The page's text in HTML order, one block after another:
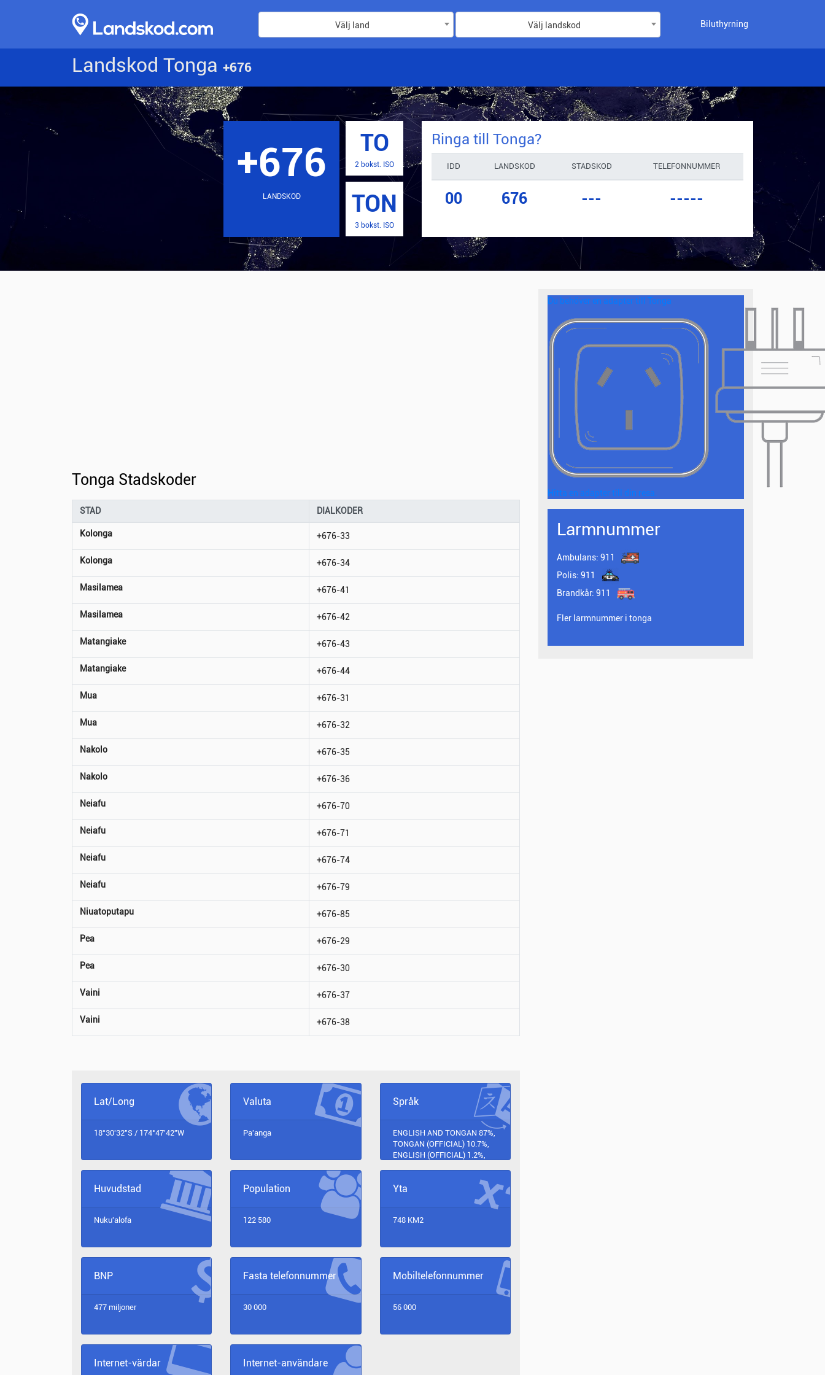
Välj land Välj landskod Biluthyrning
Landskod Tonga +676
+676
LANDSKOD
TO
2 bokst. ISO
TON
3 bokst. ISO
Ringa till Tonga?
IDD LANDSKOD STADSKOD TELEFONNUMMER
00 676 --- -----
Tonga Stadskoder
STAD DIALKODER
Kolonga +676-33
Kolonga +676-34
Masilamea +676-41
Masilamea +676-42
Matangiake +676-43
Matangiake +676-44
Mua +676-31
Mua +676-32
Nakolo +676-35
Nakolo +676-36
Neiafu +676-70
Neiafu +676-71
Neiafu +676-74
Neiafu +676-79
Niuatoputapu +676-85
Pea +676-29
Pea +676-30
Vaini +676-37
Vaini +676-38
Lat/Long
18°30'32"S / 174°47'42"W
Valuta
Pa'anga
Språk
ENGLISH AND TONGAN 87%,
TONGAN (OFFICIAL) 10.7%,
ENGLISH (OFFICIAL) 1.2%,
Huvudstad
Nuku'alofa
Population
122 580
Yta
748 KM2
BNP
477 miljoner
Fasta telefonnummer
30 000
Mobiltelefonnummer
56 000
Internet-värdar Internet-användare
Du behöver en adapter till Tonga
Hitta en adapter till din resa.
Larmnummer
Ambulans: 911
Polis: 911
Brandkår: 911
Fler larmnummer i tonga